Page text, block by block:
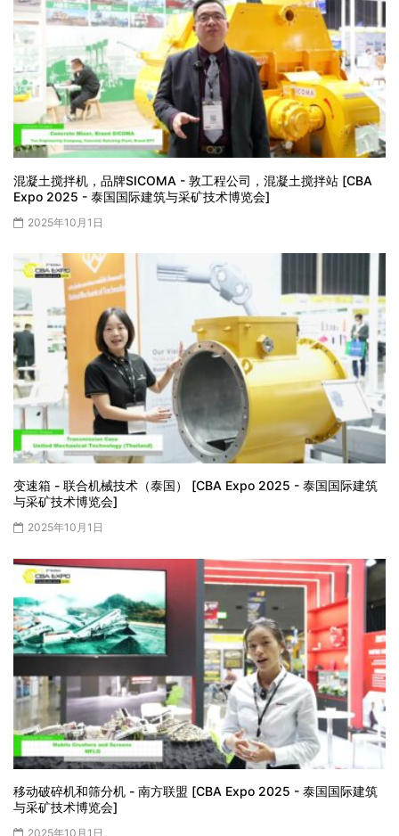
混凝土搅拌机，品牌SICOMA - 敦工程公司，混凝土搅拌站 [CBA
Expo 2025 - 泰国国际建筑与采矿技术博览会]
2025年10月1日
变速箱 - 联合机械技术（泰国） [CBA Expo 2025 - 泰国国际建筑
与采矿技术博览会]
2025年10月1日
移动破碎机和筛分机 - 南方联盟 [CBA Expo 2025 - 泰国国际建筑
与采矿技术博览会]
2025年10月1日